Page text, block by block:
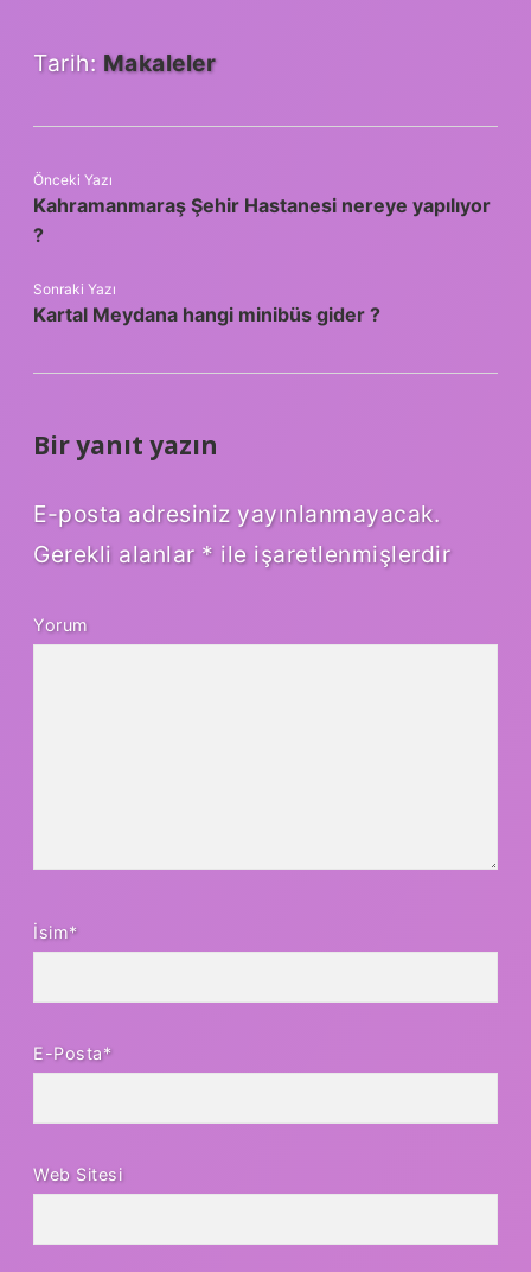
Tarih: Makaleler
Önceki Yazı
Kahramanmaraş Şehir Hastanesi nereye yapılıyor
?
Sonraki Yazı
Kartal Meydana hangi minibüs gider ?
Bir yanıt yazın
E-posta adresiniz yayınlanmayacak.
Gerekli alanlar * ile işaretlenmişlerdir
Yorum
İsim*
E-Posta*
Web Sitesi